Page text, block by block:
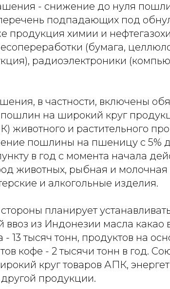
- снижение до нуля
подпадающих под
продукция химии и
(бумага,
радиоэлектроники
в частности, включены
на широкий круг
животного и растительного
пошлины на пшеницу с 5%
в год с момента начала
животных, рыбная и
и алкогольные изделия.
планирует
из Индонезии масла какао
13 тысяч тонн, продуктов на
кофе - 2 тысячи тонн в год.
круг товаров АПК,
продукции.